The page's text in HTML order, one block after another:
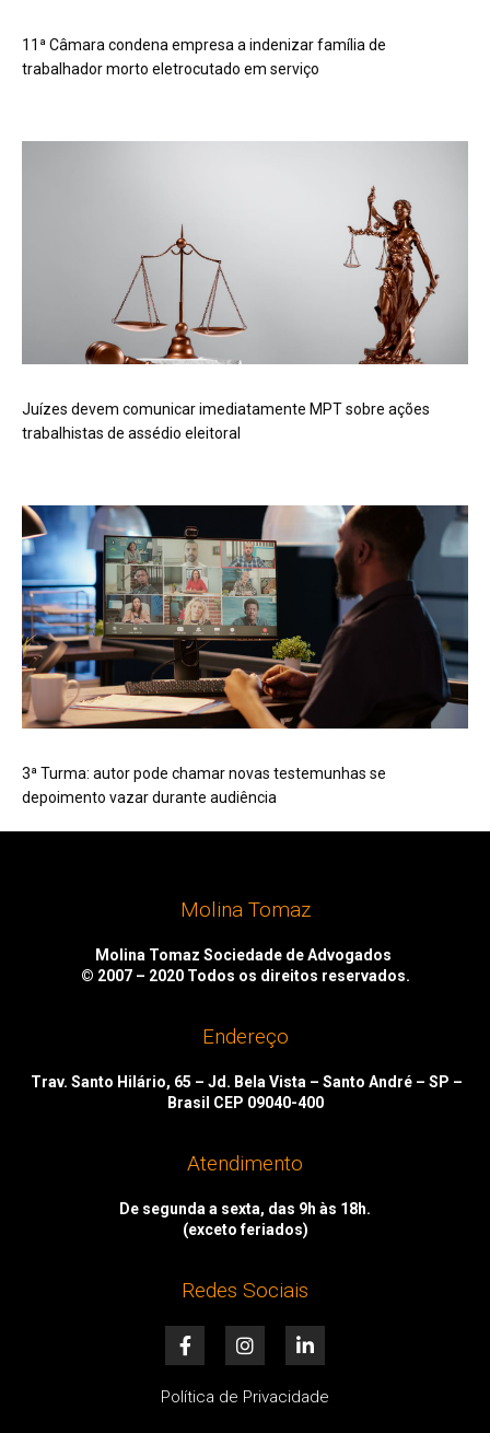
11ª Câmara condena empresa a indenizar família de
trabalhador morto eletrocutado em serviço
Juízes devem comunicar imediatamente MPT sobre ações
trabalhistas de assédio eleitoral
3ª Turma: autor pode chamar novas testemunhas se
depoimento vazar durante audiência
Molina Tomaz
Molina Tomaz Sociedade de Advogados
© 2007 – 2020 Todos os direitos reservados.
Endereço
Trav. Santo Hilário, 65 – Jd. Bela Vista – Santo André – SP –
Brasil CEP 09040-400
Atendimento
De segunda a sexta, das 9h às 18h.
(exceto feriados)
Redes Sociais
F
a
e
I
n
t
i
k
Política de Privacidade